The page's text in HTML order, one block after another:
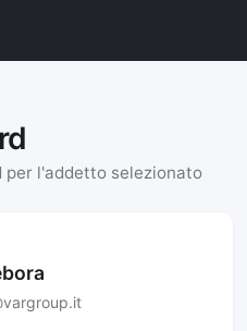
per l'addetto selezionato